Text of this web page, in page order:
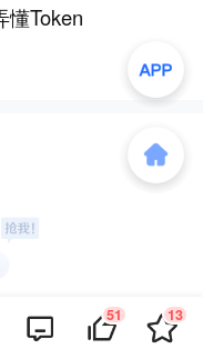
懂Token
51 13